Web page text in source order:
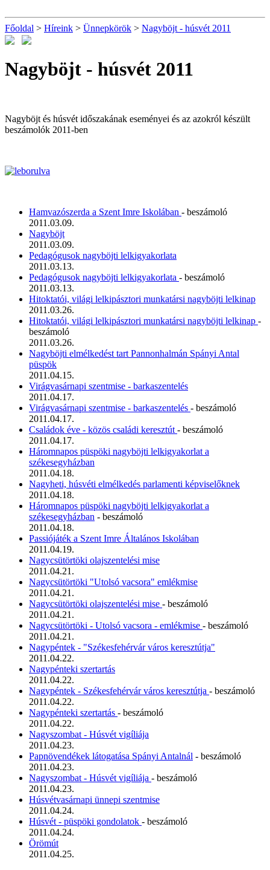
Főoldal > Híreink > Ünnepkörök > Nagyböjt - húsvét 2011
Nagyböjt - húsvét 2011
Nagyböjt és húsvét időszakának eseményei és az azokról készült
beszámolók 2011-ben
Hamvazószerda a Szent Imre Iskolában - beszámoló
2011.03.09.
Nagyböjt
2011.03.09.
Pedagógusok nagyböjti lelkigyakorlata
2011.03.13.
Pedagógusok nagyböjti lelkigyakorlata - beszámoló
2011.03.13.
Hitoktatói, világi lelkipásztori munkatársi nagyböjti lelkinap
2011.03.26.
Hitoktatói, világi lelkipásztori munkatársi nagyböjti lelkinap -
beszámoló
2011.03.26.
Nagyböjti elmélkedést tart Pannonhalmán Spányi Antal
püspök
2011.04.15.
Virágvasárnapi szentmise - barkaszentelés
2011.04.17.
Virágvasárnapi szentmise - barkaszentelés - beszámoló
2011.04.17.
Családok éve - közös családi keresztút - beszámoló
2011.04.17.
Háromnapos püspöki nagyböjti lelkigyakorlat a
székesegyházban
2011.04.18.
Nagyheti, húsvéti elmélkedés parlamenti képviselőknek
2011.04.18.
Háromnapos püspöki nagyböjti lelkigyakorlat a
székesegyházban - beszámoló
2011.04.18.
Passiójáték a Szent Imre Általános Iskolában
2011.04.19.
Nagycsütörtöki olajszentelési mise
2011.04.21.
Nagycsütörtöki "Utolsó vacsora" emlékmise
2011.04.21.
Nagycsütörtöki olajszentelési mise - beszámoló
2011.04.21.
Nagycsütörtöki - Utolsó vacsora - emlékmise - beszámoló
2011.04.21.
Nagypéntek - "Székesfehérvár város keresztútja"
2011.04.22.
Nagypénteki szertartás
2011.04.22.
Nagypéntek - Székesfehérvár város keresztútja - beszámoló
2011.04.22.
Nagypénteki szertartás - beszámoló
2011.04.22.
Nagyszombat - Húsvét vigíliája
2011.04.23.
Papnövendékek látogatása Spányi Antalnál - beszámoló
2011.04.23.
Nagyszombat - Húsvét vigíliája - beszámoló
2011.04.23.
Húsvétvasárnapi ünnepi szentmise
2011.04.24.
Húsvét - püspöki gondolatok - beszámoló
2011.04.24.
Örömút
2011.04.25.